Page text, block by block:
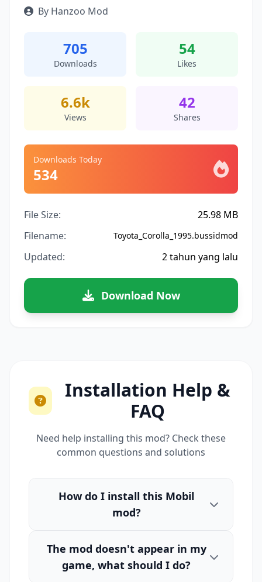
By Hanzoo Mod
705
Downloads
54
Likes
6.6k
Views
42
Shares
Downloads Today
534
File Size:
25.98 MB
Filename:
Toyota_Corolla_1995.bussidmod
Updated: 2 tahun yang lalu
Download Now
Installation Help &
FAQ
Need help installing this mod? Check these
common questions and solutions
How do I install this Mobil
mod?
The mod doesn't appear in my
game, what should I do?